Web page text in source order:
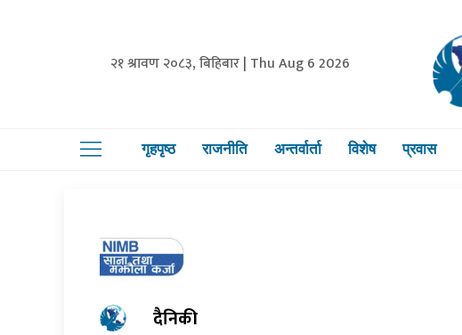
२१ श्रावण २०८३, बिहिबार | Thu Aug 6 2026
गृहपृष्ठ राजनीति अन्तर्वार्ता विशेष प्रवास
दैनिकी